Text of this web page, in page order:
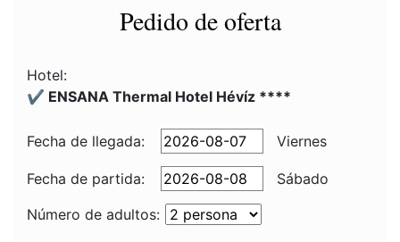
Pedido de oferta
Hotel:
✔️ ENSANA Thermal Hotel Hévíz ****
Fecha de llegada: Viernes
Fecha de partida:
Sábado
Número de adultos: